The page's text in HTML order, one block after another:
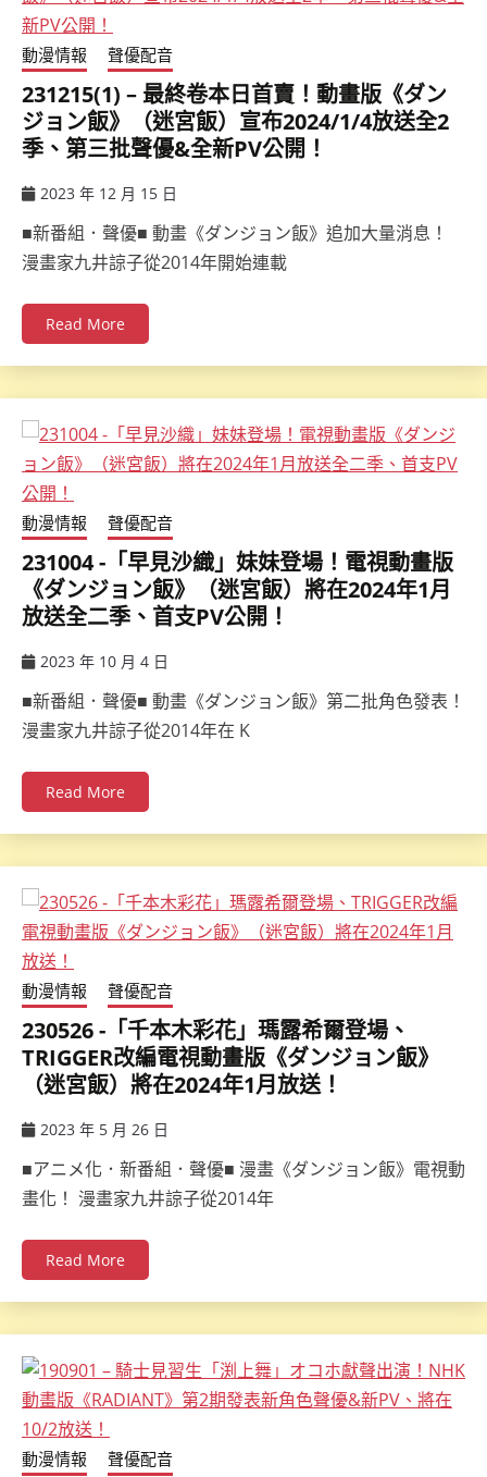
動漫情報 聲優配音
231215(1) – 最終卷本日首賣！動畫版《ダン
ジョン飯》（迷宮飯）宣布2024/1/4放送全2
季、第三批聲優&全新PV公開！
2023 年 12 月 15 日
■新番組．聲優■ 動畫《ダンジョン飯》追加大量消息！
漫畫家九井諒子從2014年開始連載
Read More
動漫情報 聲優配音
231004 -「早見沙織」妹妹登場！電視動畫版
《ダンジョン飯》（迷宮飯）將在2024年1月
放送全二季、首支PV公開！
2023 年 10 月 4 日
■新番組．聲優■ 動畫《ダンジョン飯》第二批角色發表！
漫畫家九井諒子從2014年在 K
Read More
動漫情報 聲優配音
230526 -「千本木彩花」瑪露希爾登場、
TRIGGER改編電視動畫版《ダンジョン飯》
（迷宮飯）將在2024年1月放送！
2023 年 5 月 26 日
■アニメ化．新番組．聲優■ 漫畫《ダンジョン飯》電視動
畫化！ 漫畫家九井諒子從2014年
Read More
動漫情報 聲優配音